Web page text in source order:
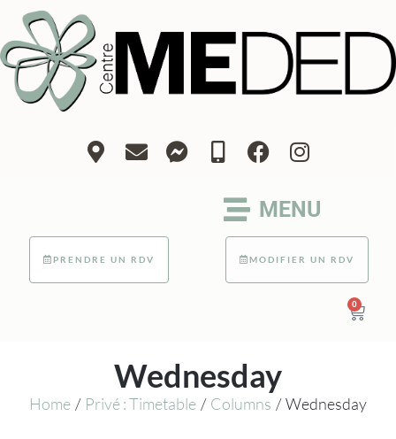
MENU
PRENDRE UN RDV MODIFIER UN RDV
0
Wednesday
Home / Privé : Timetable / Columns / Wednesday